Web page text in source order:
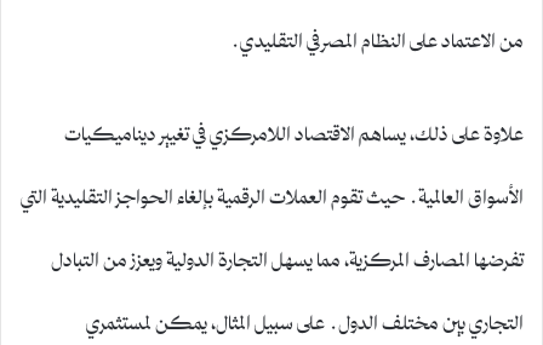
من الاعتماد على النظام المصرفي التقليدي.
علاوة على ذلك، يساهم الاقتصاد اللامركزي في تغيير ديناميكيات
الأسواق العالمية. حيث تقوم العملات الرقمية بإلغاء الحواجز التقليدية التي
تفرضها المصارف المركزية، مما يسهل التجارة الدولية ويعزز من التبادل
التجاري بين مختلف الدول. على سبيل المثال، يمكن لمستثمري